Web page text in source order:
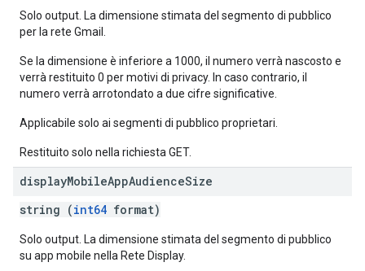
Solo output. La dimensione stimata del segmento di pubblico
per la rete Gmail.
Se la dimensione è inferiore a 1000, il numero verrà nascosto e
verrà restituito 0 per motivi di privacy. In caso contrario, il
numero verrà arrotondato a due cifre significative.
Applicabile solo ai segmenti di pubblico proprietari.
Restituito solo nella richiesta GET.
displayMobileAppAudienceSize
string (int64 format)
Solo output. La dimensione stimata del segmento di pubblico
su app mobile nella Rete Display.